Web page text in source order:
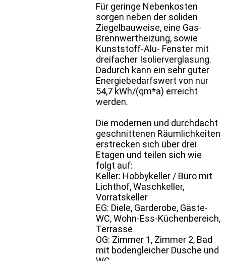
Für geringe Nebenkosten
sorgen neben der soliden
Ziegelbauweise, eine Gas-
Brennwertheizung, sowie
Kunststoff-Alu- Fenster mit
dreifacher Isolierverglasung.
Dadurch kann ein sehr guter
Energiebedarfswert von nur
54,7 kWh/(qm*a) erreicht
werden.
Die modernen und durchdacht
geschnittenen Räumlichkeiten
erstrecken sich über drei
Etagen und teilen sich wie
folgt auf:
Keller: Hobbykeller / Büro mit
Lichthof, Waschkeller,
Vorratskeller
EG: Diele, Garderobe, Gäste-
WC, Wohn-Ess-Küchenbereich,
Terrasse
OG: Zimmer 1, Zimmer 2, Bad
mit bodengleicher Dusche und